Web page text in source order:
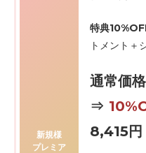
新規様
プレミア
特典
トメント＋
通常価
⇒
8,415円